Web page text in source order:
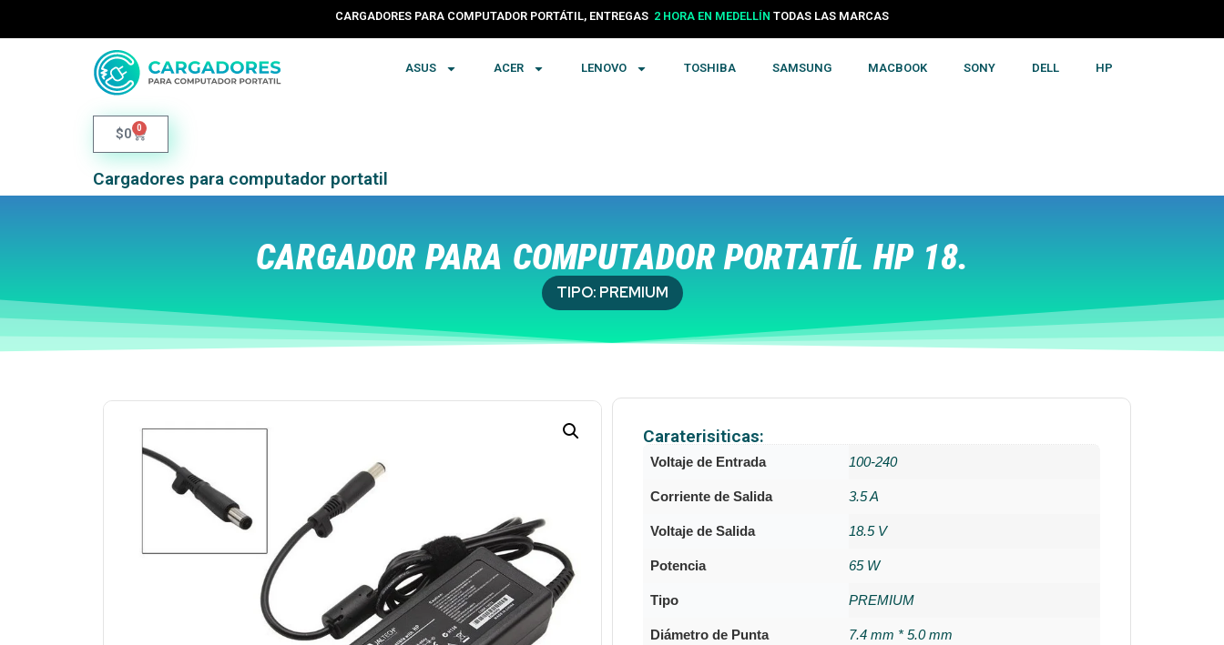
CARGADORES PARA COMPUTADOR PORTÁTIL, ENTREGAS 2 HORA EN MEDELLÍN
24 HORAS EN COLOMBIATODAS LAS MARCAS
ASUS ACER LENOVO TOSHIBA SAMSUNG MACBOOK SONY DELL HP
$0 0
Cargadores para computador portatil
CARGADOR PARA COMPUTADOR PORTATÍL HP 18.
TIPO: PREMIUM
Caraterisiticas:
Voltaje de Entrada 100-240
Corriente de Salida 3.5 A
Voltaje de Salida 18.5 V
Potencia 65 W
Tipo PREMIUM
Diámetro de Punta 7.4 mm * 5.0 mm